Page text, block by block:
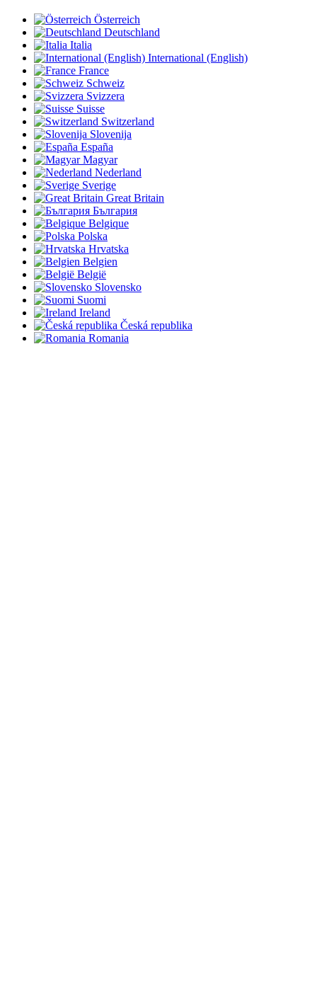
Österreich
Deutschland
Italia
International (English)
France
Schweiz
Svizzera
Suisse
Switzerland
Slovenija
España
Magyar
Nederland
Sverige
Great Britain
България
Belgique
Polska
Hrvatska
Belgien
België
Slovensko
Suomi
Ireland
Česká republika
Romania